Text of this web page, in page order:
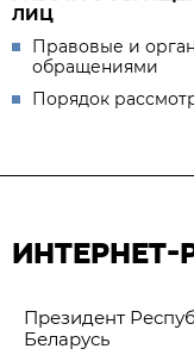
ЛИЦ
Правовые и
обращениями
Порядок
ИНТЕРНЕТ-
Президент
Беларусь